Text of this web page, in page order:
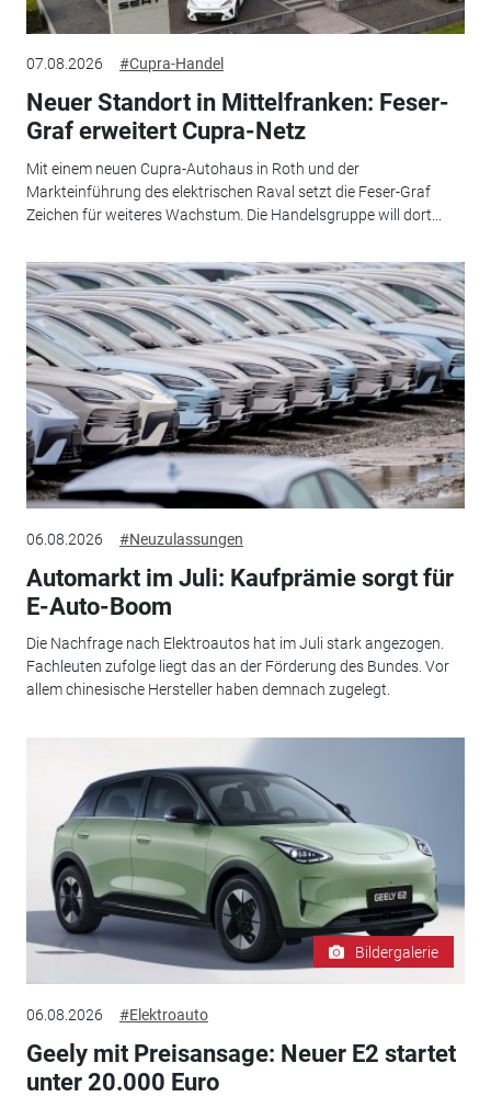
07.08.2026 #Cupra-Handel
Neuer Standort in Mittelfranken: Feser-
Graf erweitert Cupra-Netz
Mit einem neuen Cupra-Autohaus in Roth und der
Markteinführung des elektrischen Raval setzt die Feser-Graf
Zeichen für weiteres Wachstum. Die Handelsgruppe will dort...
06.08.2026 #Neuzulassungen
Automarkt im Juli: Kaufprämie sorgt für
E-Auto-Boom
Die Nachfrage nach Elektroautos hat im Juli stark angezogen.
Fachleuten zufolge liegt das an der Förderung des Bundes. Vor
allem chinesische Hersteller haben demnach zugelegt.
Bildergalerie
06.08.2026 #Elektroauto
Geely mit Preisansage: Neuer E2 startet
unter 20.000 Euro